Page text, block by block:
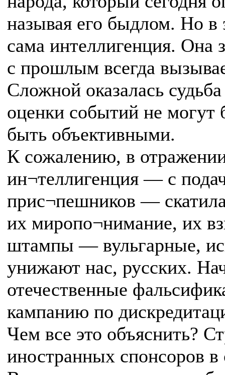
называя его быдлом. Но в
сама интеллигенция. Она
с прошлым всегда
Сложной оказалась
оценки событий не
быть объективными.
К сожалению, в
ин¬теллигенция — с
прис¬пешников —
их миропо¬нимание, их
штампы — вульгарные,
унижают нас, русских.
отечественные
кампанию по
Чем все это объяснить?
иностранных спонсоров в